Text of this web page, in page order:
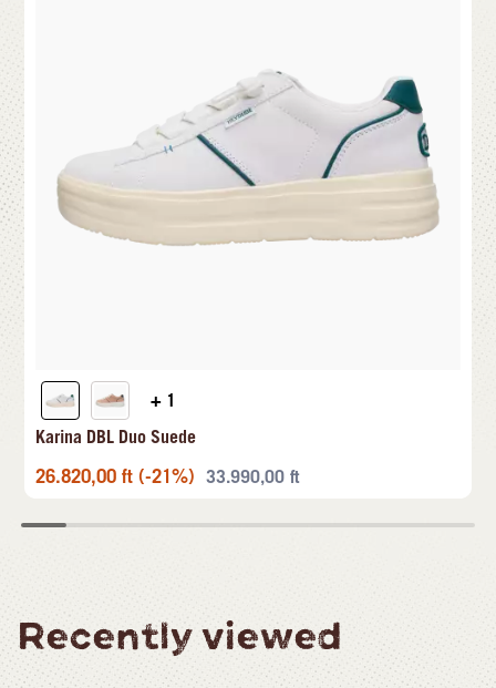
+ 1
Karina DBL Duo Suede
26.820,00 ft (-21%) 33.990,00 ft
Recently viewed